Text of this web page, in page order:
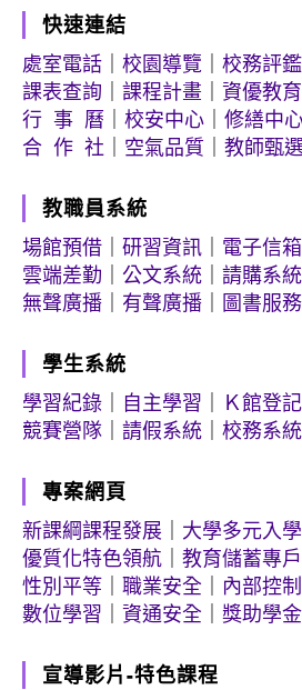
快速連結
處室電話
校園導覽
校務評鑑
課表查詢
課程計畫
資優教育
行 事 曆
校安中心
修繕中
合 作 社
空氣品質 教師甄
教職員系統
場館預借
研習資訊
電子信箱
雲端差勤
公文系統
請購系統
無聲廣播
有聲廣播 圖書服務
學生系統
學習紀錄
自主學習
Ｋ館登記
競賽營隊
請假系統 校務系統
專案網頁
新課綱課程發展
大學多元入學
優質化特色領航
教育儲蓄專戶
性別平等
職業安全
內部控制
數位學習
資通安全 獎助學金
宣導影片-特色課程